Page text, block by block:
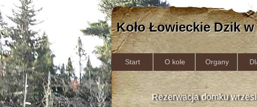
Koło Łowieckie Dzik
Start O kole Organy
Rezerwacja domku